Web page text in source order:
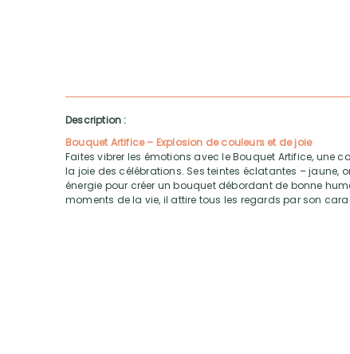
Description :
Bouquet Artifice – Explosion de couleurs et de joie
Faites vibrer les émotions avec le Bouquet Artifice, une
la joie des célébrations. Ses teintes éclatantes – jaune,
énergie pour créer un bouquet débordant de bonne
moments de la vie, il attire tous les regards par son